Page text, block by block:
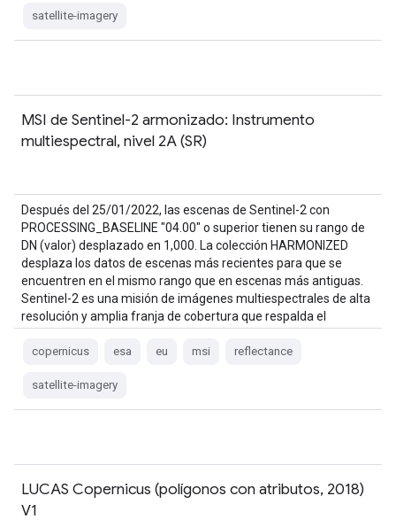
satellite-imagery
MSI de Sentinel-2 armonizado: Instrumento
multiespectral, nivel 2A (SR)
Después del 25/01/2022, las escenas de Sentinel-2 con
PROCESSING_BASELINE "04.00" o superior tienen su rango de
DN (valor) desplazado en 1,000. La colección HARMONIZED
desplaza los datos de escenas más recientes para que se
encuentren en el mismo rango que en escenas más antiguas.
Sentinel-2 es una misión de imágenes multiespectrales de alta
resolución y amplia franja de cobertura que respalda el
copernicus esa eu msi reflectance
satellite-imagery
LUCAS Copernicus (polígonos con atributos, 2018)
V1